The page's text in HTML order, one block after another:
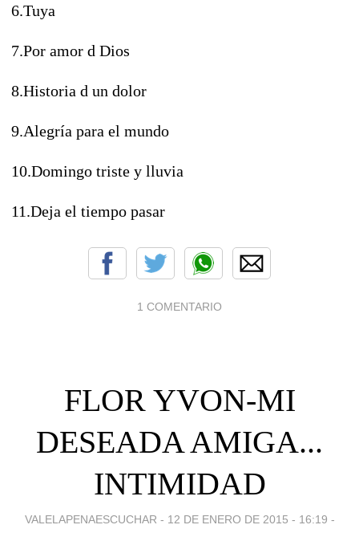
6.Tuya
7.Por amor d Dios
8.Historia d un dolor
9.Alegría para el mundo
10.Domingo triste y lluvia
11.Deja el tiempo pasar
1 COMENTARIO
FLOR YVON-MI
DESEADA AMIGA...
INTIMIDAD
VALELAPENAESCUCHAR - 12 DE ENERO DE 2015 - 16:19 -